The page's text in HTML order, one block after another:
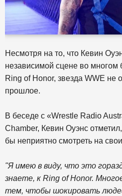
Несмотря на то, что Кевин
независимой сцене во многом
Ring of Honor, звезда WWE не
прошлое.
В беседе с «Wrestle Radio
Chamber, Кевин Оуэнс
бы неприятно смотреть на
"Я имею в виду, что это
знаете, к Ring of Honor.
тем, чтобы шокировать